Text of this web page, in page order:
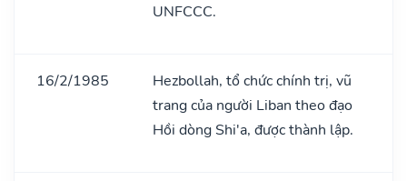
UNFCCC.
16/2/1985
Hezbollah, tổ chức chính trị, vũ
trang của người Liban theo đạo
Hồi dòng Shi'a, được thành lập.